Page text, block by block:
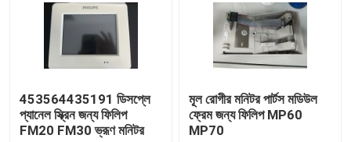
মেডিকেল সরঞ্জামের খুচরা যন্ত্রাংশ
রোগীর মনিটর মেরামত
এমএমএস মেরামত
453564435191 ডিসপ্লে
প্যানেল স্ক্রিন জন্য ফিলিপ
FM20 FM30 ভ্রূণ মনিটর
মূল রোগীর মনিটর পার্টস মডিউল
ফ্রেম জন্য ফিলিপ MP60
MP70